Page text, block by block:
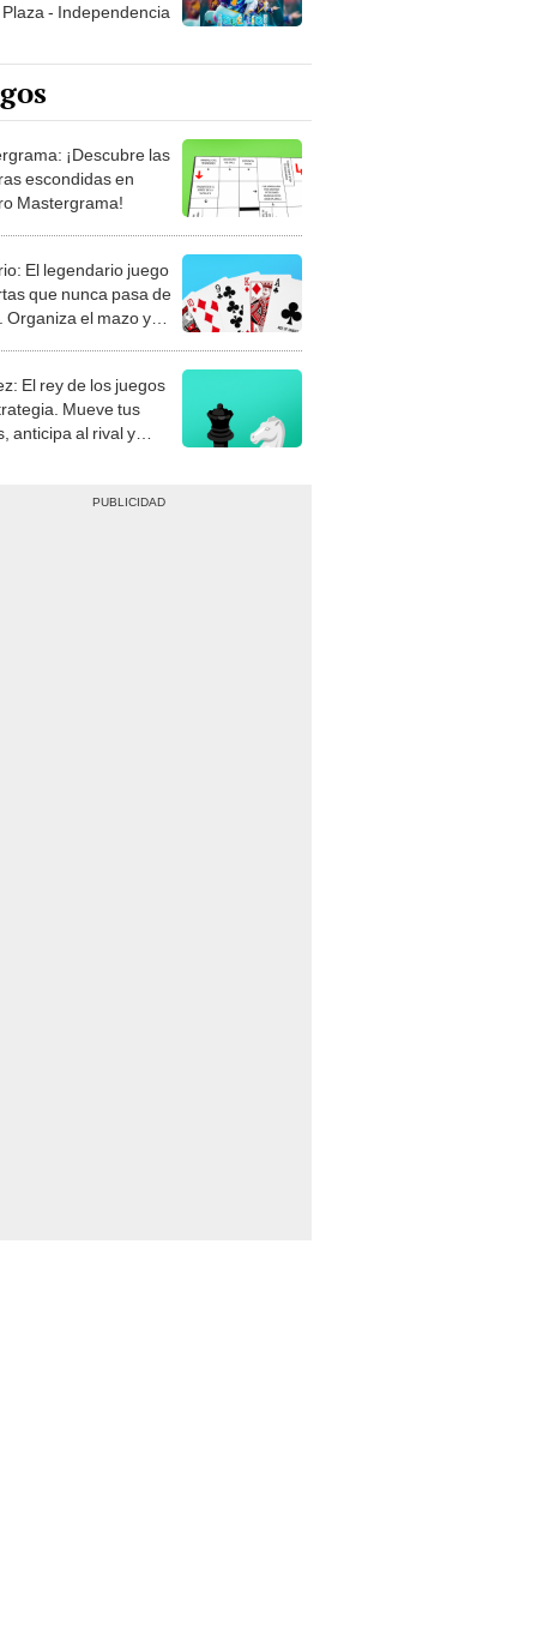
- Independencia
¡Descubre las
escondidas en
Mastergrama!
El legendario juego
que nunca pasa de
Organiza el mazo y
El rey de los juegos
Mueve tus
anticipa al rival y